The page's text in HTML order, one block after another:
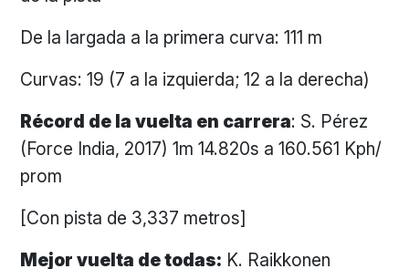
De la largada a la primera curva: 111 m
Curvas: 19 (7 a la izquierda; 12 a la derecha)
Récord de la vuelta en carrera: S. Pérez
(Force India, 2017) 1m 14.820s a 160.561 Kph/
prom
[Con pista de 3,337 metros]
Mejor vuelta de todas: K. Raikkonen